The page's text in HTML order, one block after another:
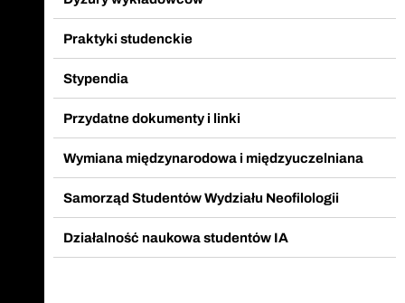
Zadzwoń do sekretariatu
Praktyki studenckie
Stypendia
Przydatne dokumenty i linki
Wymiana międzynarodowa i międzyuczelniana
Samorząd Studentów Wydziału Neofilologii
Działalność naukowa studentów IA